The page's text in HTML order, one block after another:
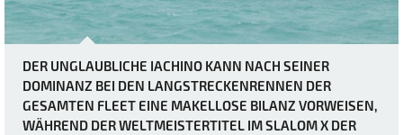
DER UNGLAUBLICHE IACHINO KANN NACH SEINER
DOMINANZ BEI DEN LANGSTRECKENRENNEN DER
GESAMTEN FLEET EINE MAKELLOSE BILANZ VORWEISEN,
WÄHREND DER WELTMEISTERTITEL IM SLALOM X DER